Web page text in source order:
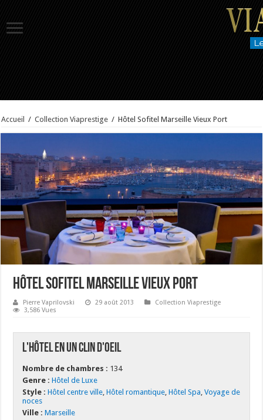
Accueil / Collection Viaprestige / Hôtel Sofitel Marseille Vieux Port
Hôtel Sofitel Marseille Vieux Port
Pierre Vaprilovski 29 août 2013
Collection Viaprestige
3,586 Vues
L'hôtel en un clin d'oeil
Nombre de chambres : 134
Genre : Hôtel de Luxe
Style : Hôtel centre ville ,Hôtel romantique ,Hôtel Spa ,Voyage de
noces
Ville : Marseille